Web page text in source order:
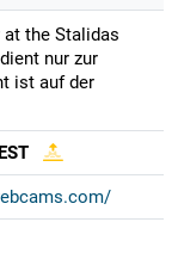
the Stalidas
nur zur
ist auf der